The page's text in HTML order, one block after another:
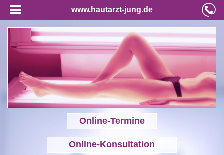
www.hautarzt-jung.de
Online-Termine
Online-Konsultation